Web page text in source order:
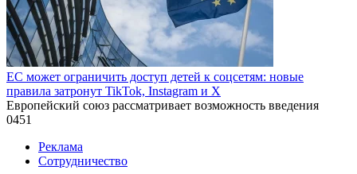
ЕС может ограничить доступ детей к соцсетям: новые
правила затронут TikTok, Instagram и X
Европейский союз рассматривает возможность введения
0451
Реклама
Сотрудничество